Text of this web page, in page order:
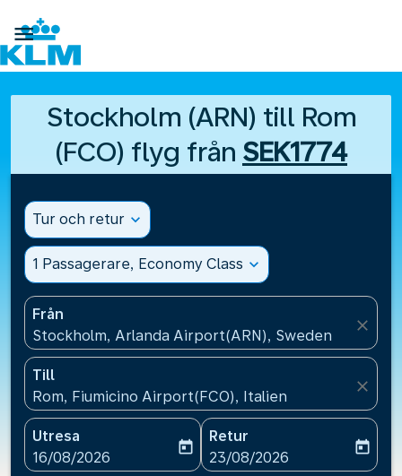

Stockholm (ARN) till Rom
(FCO) flyg från SEK1774
Tur och retur expand_more
1 Passagerare, Economy Class expand_more
Från
Stockholm, Arlanda Airport(ARN), Sweden
close
Till
Rom, Fiumicino Airport(FCO), Italien
close
Utresa
fc-booking-departure-date-aria-label
16/08/2026
today
Retur
fc-booking-return-date-
23/08/2026
today